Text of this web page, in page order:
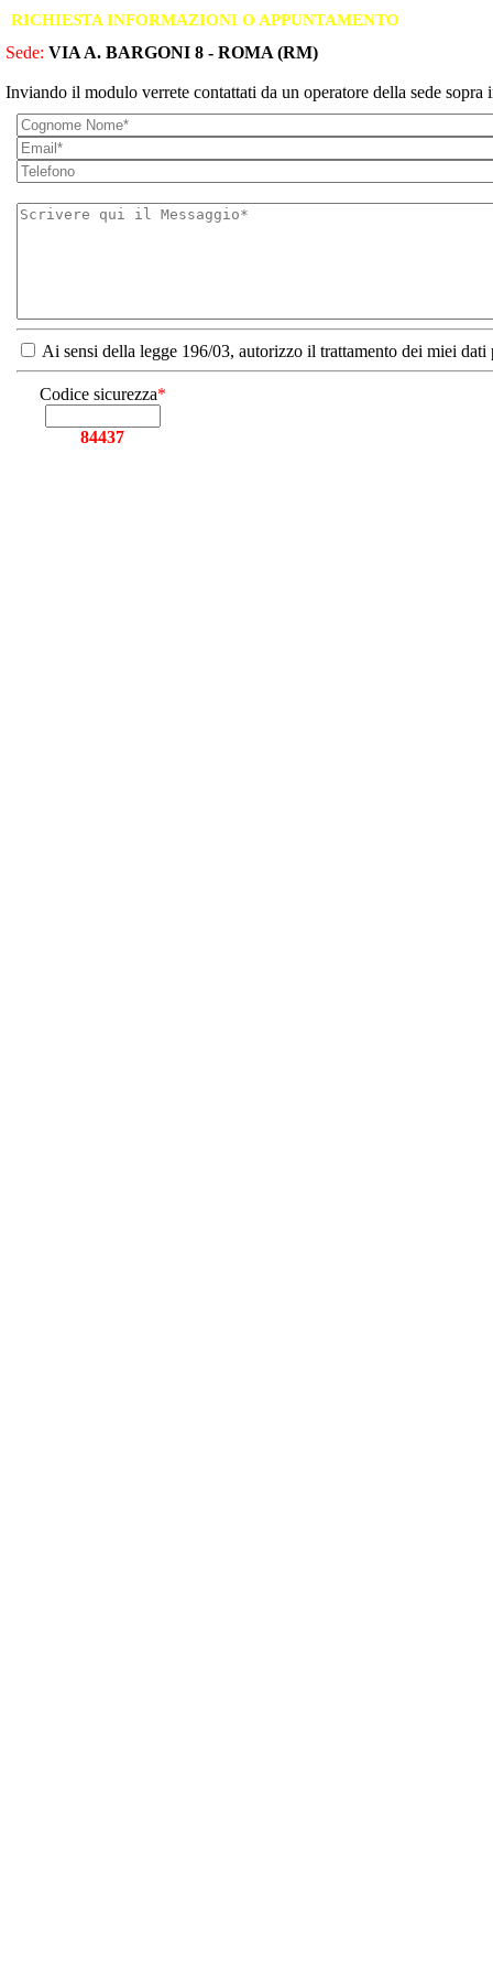
RICHIESTA INFORMAZIONI O APPUNTAMENTO
Sede: VIA A. BARGONI 8 - ROMA (RM)
Inviando il modulo verrete contattati da un operatore della sede sopra
Ai sensi della legge 196/03, autorizzo il trattamento dei miei
Codice sicurezza*
84437